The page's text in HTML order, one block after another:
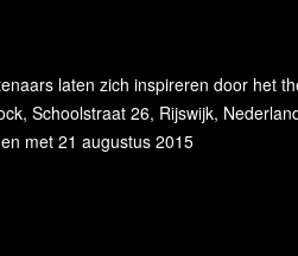
laten zich inspireren door het
Schoolstraat 26, Rijswijk,
met 21 augustus 2015